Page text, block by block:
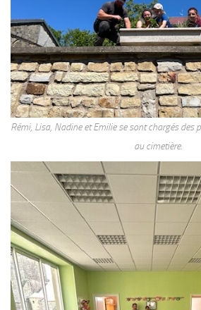
Rémi, Lisa, Nadine et Emilie se sont chargés des
au cimetière.